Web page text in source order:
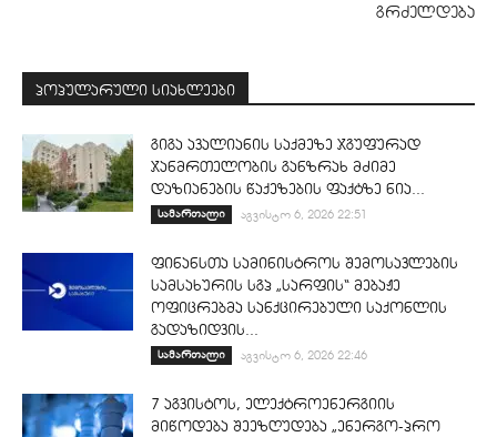
გრძელდება
პოპულარული სიახლეები
გიგა ავალიანის საქმეზე ჯგუფურად
ჯანმრთელობის განზრახ მძიმე
დაზიანების წაქეზების ფაქტზე ნია...
სამართალი აგვისტო 6, 2026 22:51
ფინანსთა სამინისტროს შემოსავლების
სამსახურის სგპ „სარფის“ მებაჟე
ოფიცრებმა სანქცირებული საქონლის
გადაზიდვის...
სამართალი აგვისტო 6, 2026 22:46
7 აგვისტოს, ელექტროენერგიის
მიწოდება შეეზღუდება „ენერგო-პრო